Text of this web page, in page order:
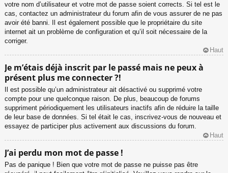
votre nom d’utilisateur et votre mot de passe soient corrects. Si tel est le
cas, contactez un administrateur du forum afin de vous assurer de ne pas
avoir été banni. Il est également possible que le propriétaire du site
internet ait un problème de configuration et qu’il soit nécessaire de la
corriger.
Haut
Je m’étais déjà inscrit par le passé mais ne peux à
présent plus me connecter ?!
Il est possible qu’un administrateur ait désactivé ou supprimé votre
compte pour une quelconque raison. De plus, beaucoup de forums
suppriment périodiquement les utilisateurs inactifs afin de réduire la taille
de leur base de données. Si tel était le cas, inscrivez-vous de nouveau et
essayez de participer plus activement aux discussions du forum.
Haut
J’ai perdu mon mot de passe !
Pas de panique ! Bien que votre mot de passe ne puisse pas être